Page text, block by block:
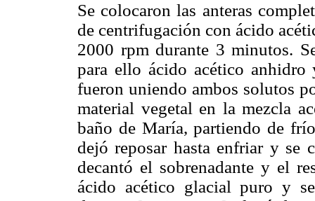
Se colocaron las anteras
de centrifugación con ácido
2000 rpm durante 3 minutos.
para ello ácido acético
fueron uniendo ambos solutos
material vegetal en la mezcla
baño de María, partiendo de
dejó reposar hasta enfriar y se
decantó el sobrenadante y el
ácido acético glacial puro y